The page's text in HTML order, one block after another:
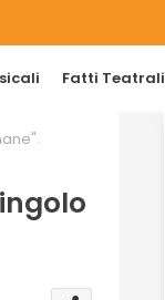
Fatti Teatrali